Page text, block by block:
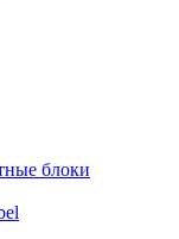
блоки